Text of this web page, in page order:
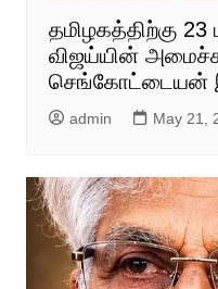
தமிழகத்திற்கு 23
விஜய்யின்
செங்கோட்டையன்
admin May 21,